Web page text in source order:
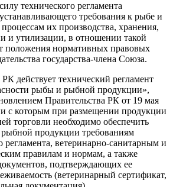
технического регламента
требования к рыбе и
их производства, хранения,
и утилизации, в отношении такой
положения нормативных правовых
государства-члена Союза.
действует технический регламент
рыбы и рыбной продукции»,
Правительства РК от 19 мая
с которым при размещении продукции
торговли необходимо обеспечить
продукции требованиям
регламента, ветеринарно-санитарным и
правилам и нормам, а также
подтверждающих ее
(ветеринарный сертификат,